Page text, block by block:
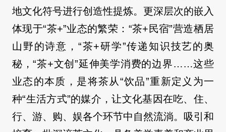
地文化符号进行创造性提炼。更深层次的嵌入
体现于“茶+”业态的繁荣：“茶+民宿”营造栖居
山野的诗意，“茶+研学”传递知识技艺的奥
秘，“茶+文创”延伸美学消费的边界……这些
业态的本质，是将茶从“饮品”重新定义为一
种“生活方式”的媒介，让文化基因在吃、住、
行、游、购、娱各个环节中自然流淌。吸引和